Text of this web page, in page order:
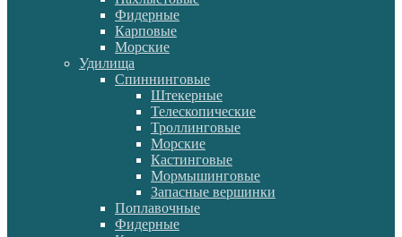
Фидерные
Карповые
Морские
Удилища
Спиннинговые
Штекерные
Телескопические
Троллинговые
Морские
Кастинговые
Мормышинговые
Запасные вершинки
Поплавочные
Фидерные